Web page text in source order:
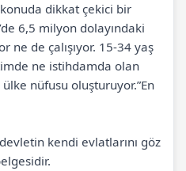
dikkat çekici bir
6,5 milyon dolayındaki
ne de çalışıyor. 15-34 yaş
ne istihdamda olan
nü­fusu oluşturuyor.”En
kendi evlatlarını göz